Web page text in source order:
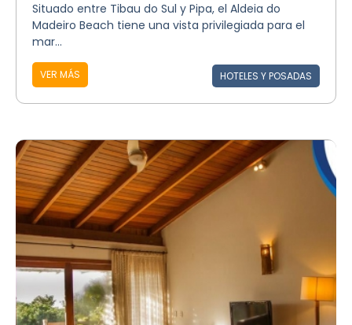
Situado entre Tibau do Sul y Pipa, el Aldeia do
Madeiro Beach tiene una vista privilegiada para el
mar...
VER MÁS HOTELES Y POSADAS